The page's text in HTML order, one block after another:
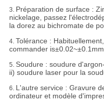
3. Préparation de surface :
nickelage, passez
la dorez au bichromate de
4. Tolérance :
commander is±0.02~±0.1mm.
5. Soudure : soudure
ii) soudure laser pour la
6. L'autre service : Gravure
ordinateur et modèle